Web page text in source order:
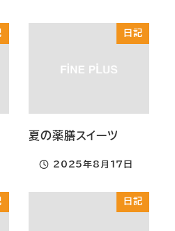
日記
夏の薬膳スイーツ
投稿日
2025年8月17日
日記